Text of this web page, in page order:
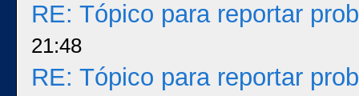
RE: Tópico para reportar
21:48
RE: Tópico para reportar